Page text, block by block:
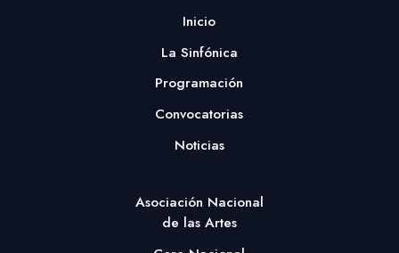
Inicio
La Sinfónica
Programación
Convocatorias
Noticias
Asociación Nacional
de las Artes